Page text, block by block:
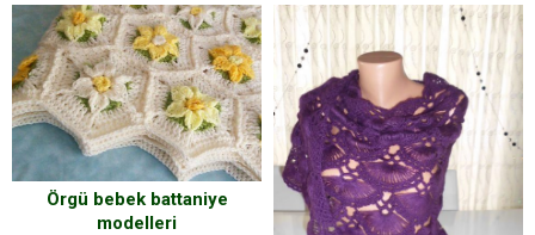
Örgü bebek battaniye
modelleri